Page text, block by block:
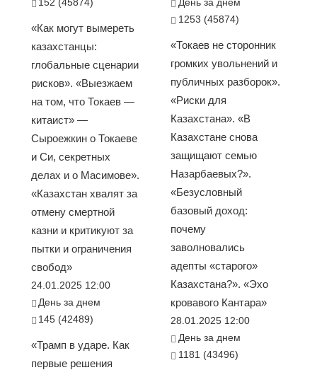
«Как могут вымереть
казахстанцы:
глобальные сценарии
рисков». «Выезжаем
на том, что Токаев —
китаист» —
Сыроежкин о Токаеве
и Си, секретных
делах и о Масимове».
«Казахстан хвалят за
отмену смертной
казни и критикуют за
пытки и ограничения
свобод»
24.01.2025 12:00
День за днем
145 (42489)
«Трамп в ударе. Как
первые решения
1253 (45874)
«Токаев не сторонник
громких увольнений и
публичных разборок».
«Риски для
Казахстана». «В
Казахстане снова
защищают семью
Назарбаевых?».
«Безусловный
базовый доход:
почему
заволновались
адепты «старого»
Казахстана?». «Эхо
кровавого Кантара»
28.01.2025 12:00
День за днем
1181 (43496)